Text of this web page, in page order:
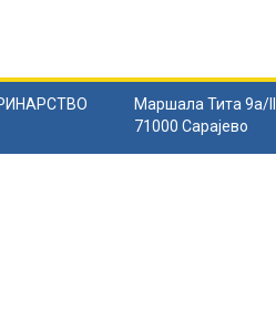
Маршала Тита 9а/II
71000 Сарајево